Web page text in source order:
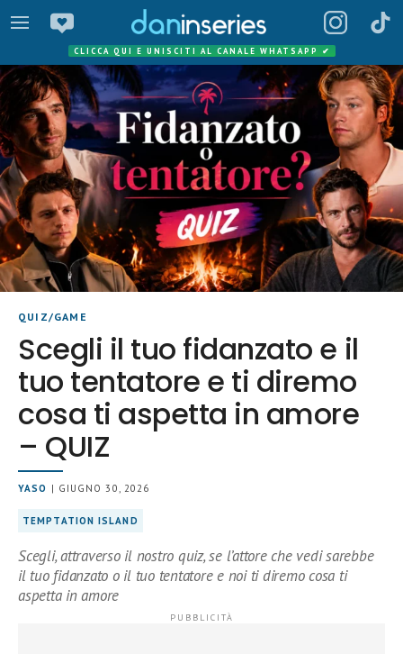
CLICCA QUI E UNISCITI AL CANALE WHATSAPP ✔
QUIZ/GAME
Scegli il tuo fidanzato e il
tuo tentatore e ti diremo
cosa ti aspetta in amore
– QUIZ
YASO | GIUGNO 30, 2026
TEMPTATION ISLAND
Scegli, attraverso il nostro quiz, se l’attore che vedi sarebbe
il tuo fidanzato o il tuo tentatore e noi ti diremo cosa ti
aspetta in amore